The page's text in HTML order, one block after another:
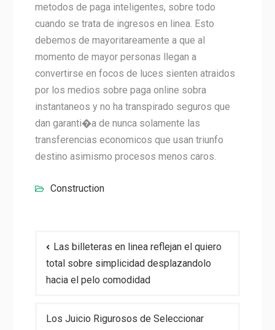
metodos de paga inteligentes, sobre todo
cuando se trata de ingresos en linea. Esto
debemos de mayoritareamente a que al
momento de mayor personas llegan a
convertirse en focos de luces sienten atraidos
por los medios sobre paga online sobra
instantaneos y no ha transpirado seguros que
dan garanti�a de nunca solamente las
transferencias economicos que usan triunfo
destino asimismo procesos menos caros.
Construction
navigation
Las billeteras en linea reflejan el quiero
total sobre simplicidad desplazandolo
hacia el pelo comodidad
Los Juicio Rigurosos de Seleccionar